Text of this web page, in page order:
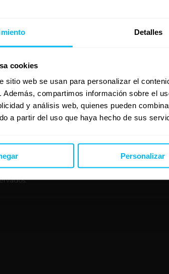
Detalles
cookies
sitio web se usan para personalizar el
Además, compartimos información sobre el
y análisis web, quienes pueden
a partir del uso que haya hecho de sus
Personalizar